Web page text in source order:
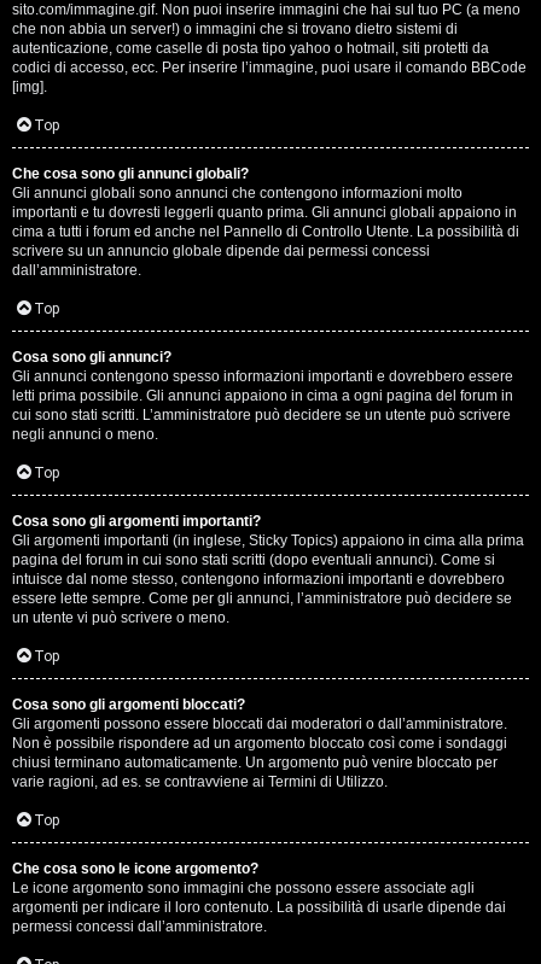
sito.com/immagine.gif. Non puoi inserire immagini che hai sul tuo PC (a meno
che non abbia un server!) o immagini che si trovano dietro sistemi di
autenticazione, come caselle di posta tipo yahoo o hotmail, siti protetti da
codici di accesso, ecc. Per inserire l’immagine, puoi usare il comando BBCode
[img].
Top
Che cosa sono gli annunci globali?
Gli annunci globali sono annunci che contengono informazioni molto
importanti e tu dovresti leggerli quanto prima. Gli annunci globali appaiono in
cima a tutti i forum ed anche nel Pannello di Controllo Utente. La possibilità di
scrivere su un annuncio globale dipende dai permessi concessi
dall’amministratore.
Top
Cosa sono gli annunci?
Gli annunci contengono spesso informazioni importanti e dovrebbero essere
letti prima possibile. Gli annunci appaiono in cima a ogni pagina del forum in
cui sono stati scritti. L’amministratore può decidere se un utente può scrivere
negli annunci o meno.
Top
Cosa sono gli argomenti importanti?
Gli argomenti importanti (in inglese, Sticky Topics) appaiono in cima alla prima
pagina del forum in cui sono stati scritti (dopo eventuali annunci). Come si
intuisce dal nome stesso, contengono informazioni importanti e dovrebbero
essere lette sempre. Come per gli annunci, l’amministratore può decidere se
un utente vi può scrivere o meno.
Top
Cosa sono gli argomenti bloccati?
Gli argomenti possono essere bloccati dai moderatori o dall’amministratore.
Non è possibile rispondere ad un argomento bloccato così come i sondaggi
chiusi terminano automaticamente. Un argomento può venire bloccato per
varie ragioni, ad es. se contravviene ai Termini di Utilizzo.
Top
Che cosa sono le icone argomento?
Le icone argomento sono immagini che possono essere associate agli
argomenti per indicare il loro contenuto. La possibilità di usarle dipende dai
permessi concessi dall’amministratore.
C
o
s
a
c
i
p
i
a
c
e
e
c
o
s
a
n
o
n
c
i
p
i